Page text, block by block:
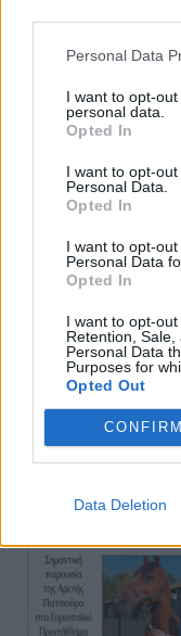
Personal Data
I want to opt-
personal data.
Opted In
I want to opt-
Personal Data.
Opted In
I want to opt-
Personal Data
Opted In
I want to opt-out
Retention,
Personal Data
Purposes for
Opted Out
CONFIRM
Data Deletion
Πρωινή